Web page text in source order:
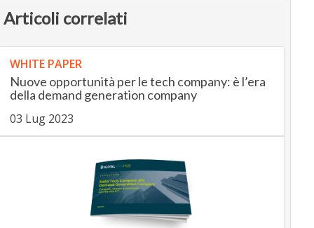
Articoli correlati
WHITE PAPER
Nuove opportunità per le tech company: è l’era
della demand generation company
03 Lug 2023